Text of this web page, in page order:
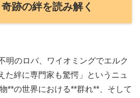
跡の絆を読み解く
明のロバ、ワイオミングでエルク
た絆に専門家も驚愕」というニュ
**の世界における**群れ**、そして